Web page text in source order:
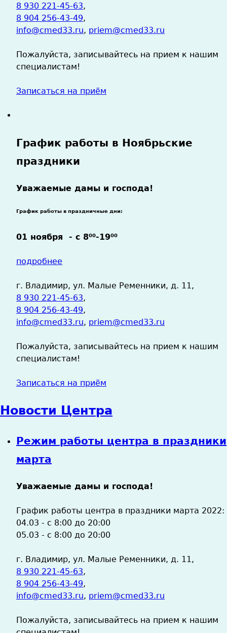
8 930 221-45-63,
8 904 256-43-49,
info@cmed33.ru, priem@cmed33.ru
Пожалуйста, записывайтесь на прием к нашим
специалистам!
Записаться на приём
График работы в Ноябрьские
праздники
Уважаемые дамы и господа!
График работы в праздничные дни:
01 ноября - с 800-1900
подробнее
г. Владимир, ул. Малые Ременники, д. 11,
8 930 221-45-63,
8 904 256-43-49,
info@cmed33.ru, priem@cmed33.ru
Пожалуйста, записывайтесь на прием к нашим
специалистам!
Записаться на приём
Новости Центра
Режим работы центра в праздники
марта
Уважаемые дамы и господа!
График работы центра в праздники марта 2022:
04.03 - с 8:00 до 20:00
05.03 - с 8:00 до 20:00
г. Владимир, ул. Малые Ременники, д. 11,
8 930 221-45-63,
8 904 256-43-49,
info@cmed33.ru, priem@cmed33.ru
Пожалуйста, записывайтесь на прием к нашим